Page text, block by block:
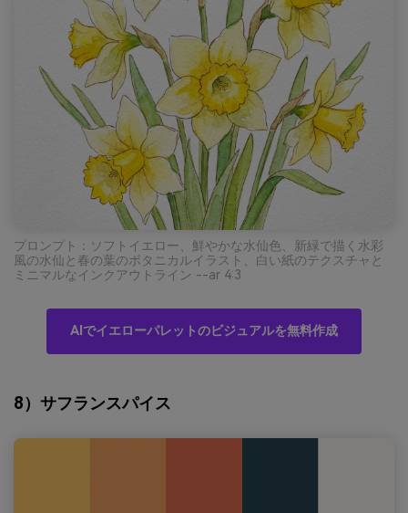
プロンプト：ソフトイエロー、鮮やかな水仙色、新緑で描く水彩
風の水仙と春の葉のボタニカルイラスト、白い紙のテクスチャと
ミニマルなインクアウトライン --ar 4:3
AIでイエローパレットのビジュアルを無料作成
8）サフランスパイス